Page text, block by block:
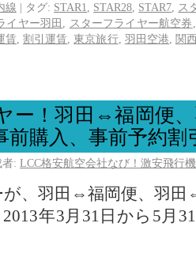
線 | タグ: STAR1 STAR28 STAR7
ス
イヤー羽田 スターフライヤー航空券
賃 ,割引運賃 ,東京旅行, 羽田空港
関
ー！羽田⇔福岡便
前購入、事前予約割
: LCC格安航空会社なび！激安飛行
、羽田⇔福岡便、羽
年3月31日から5月